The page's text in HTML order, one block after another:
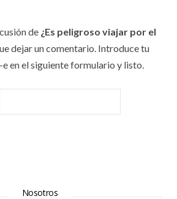
de ¿Es peligroso viajar por el
dejar un comentario. Introduce tu
en el siguiente formulario y listo.
Nosotros